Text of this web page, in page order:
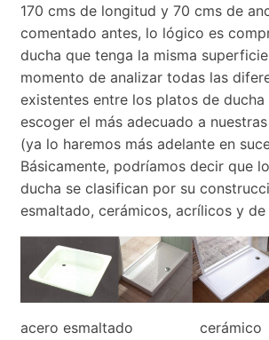
170 cms de longitud y 70 cms de
comentado antes, lo lógico es
ducha que tenga la misma
momento de analizar todas las
existentes entre los platos de
escoger el más adecuado a
(ya lo haremos más adelante en
Básicamente, podríamos decir que
ducha se clasifican por su
esmaltado, cerámicos, acrílicos y de
acero esmaltado